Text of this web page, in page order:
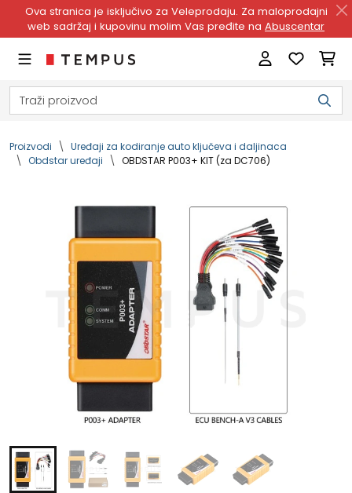
Ova stranica je isključivo za Veleprodaju. Za maloprodajni
web sadržaj i kupovinu molim Vas pređite na Abuscentar
Proizvodi
Uređaji za kodiranje auto ključeva i daljinaca
Obdstar uređaji
OBDSTAR P003+ KIT (za DC706)